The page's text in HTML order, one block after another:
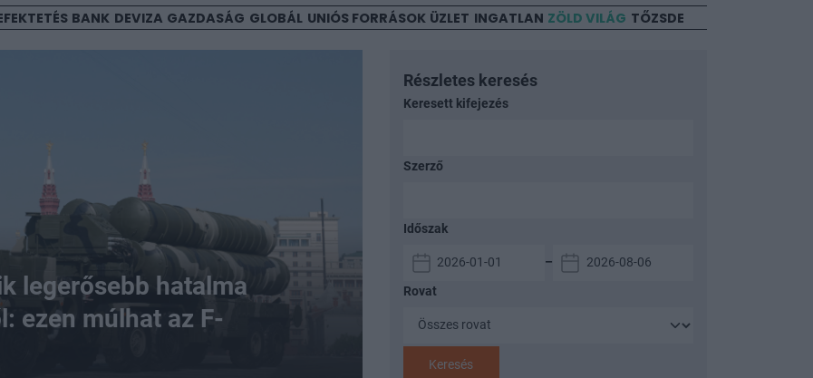
BANK DEVIZA GAZDASÁG GLOBÁL UNIÓS FORRÁSOK ÜZLET INGATLAN ZÖLD VILÁG TŐZSDE
legerősebb hatalma
ezen múlhat az F-
Részletes keresés
Keresett kifejezés
Szerző
Időszak
–
Rovat
Keresés